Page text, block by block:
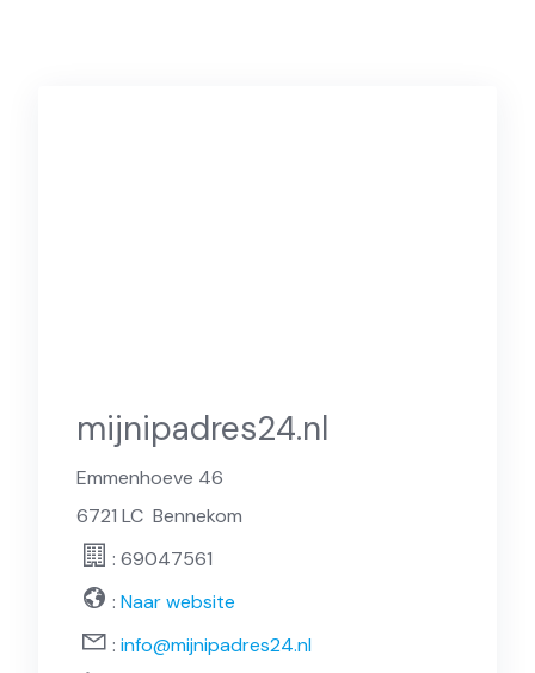
mijnipadres24.nl
Emmenhoeve 46
6721 LC Bennekom
: 69047561
: Naar website
: info@mijnipadres24.nl